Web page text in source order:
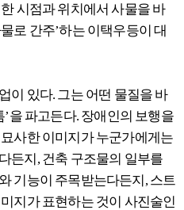
시점과 위치에서 사물을 바
로 간주’하는 이택우등이 대
이 있다. 그는 어떤 물질을 바
을 파고든다. 장애인의 보행을
사한 이미지가 누군가에게는
든지, 건축 구조물의 일부를
기능이 주목받는다든지, 스트
지가 표현하는 것이 사진술인